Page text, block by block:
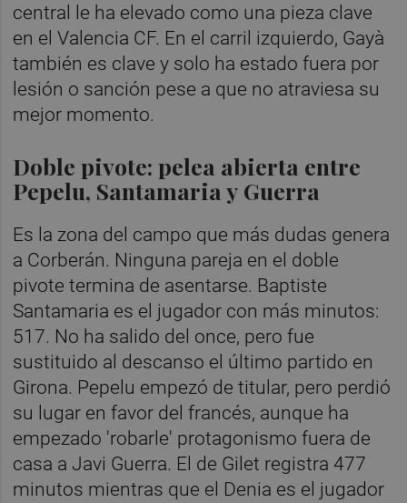
central le ha elevado como una pieza clave
en el Valencia CF. En el carril izquierdo, Gayà
también es clave y solo ha estado fuera por
lesión o sanción pese a que no atraviesa su
mejor momento.
Doble pivote: pelea abierta entre
Pepelu, Santamaria y Guerra
Es la zona del campo que más dudas genera
a Corberán. Ninguna pareja en el doble
pivote termina de asentarse. Baptiste
Santamaria es el jugador con más minutos:
517. No ha salido del once, pero fue
sustituido al descanso el último partido en
Girona. Pepelu empezó de titular, pero perdió
su lugar en favor del francés, aunque ha
empezado 'robarle' protagonismo fuera de
casa a Javi Guerra. El de Gilet registra 477
minutos mientras que el Denia es el jugador